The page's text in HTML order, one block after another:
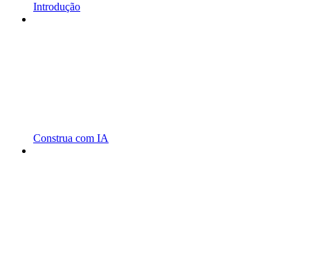
Introdução
Construa com IA